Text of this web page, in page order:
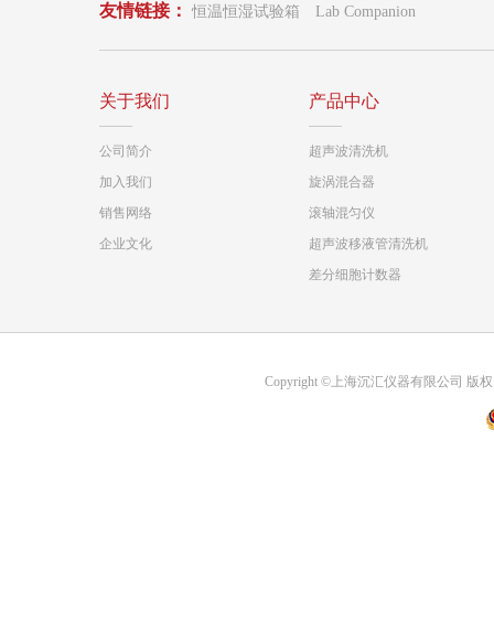
友情链接： 恒温恒湿试验箱 Lab Companion
关于我们
公司简介
加入我们
销售网络
企业文化
产品中心
超声波清洗机
旋涡混合器
滚轴混匀仪
超声波移液管清洗机
差分细胞计数器
Copyright ©上海沉汇仪器有限公司 版